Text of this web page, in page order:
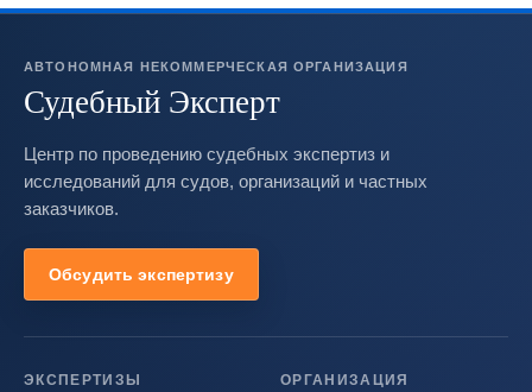
АВТОНОМНАЯ НЕКОММЕРЧЕСКАЯ ОРГАНИЗАЦИЯ
Судебный Эксперт
Центр по проведению судебных экспертиз и
исследований для судов, организаций и частных
заказчиков.
Обсудить экспертизу
ЭКСПЕРТИЗЫ ОРГАНИЗАЦИЯ